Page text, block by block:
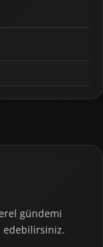
gündemi
edebilirsiniz.